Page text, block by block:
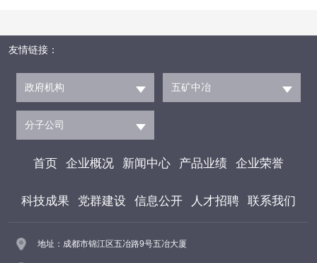
友情链接：
政府机构 五矿中冶
分子公司
首页 企业概况 新闻中心 产品业绩 企业荣誉
科技成果 党群建设 信息公开 人才招聘 联系我们
地址：成都市锦江区五冶路9号五冶大厦